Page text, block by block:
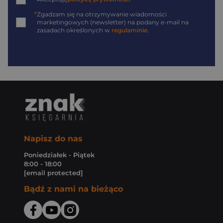
*Zgadzam się na otrzymywanie wiadomości
marketingowych (newsletter) na podany e-mail na
zasadach określonych w regulaminie.
Napisz do nas
Poniedziałek - Piątek
8:00 - 18:00
[email protected]
Bądź z nami na bieżąco